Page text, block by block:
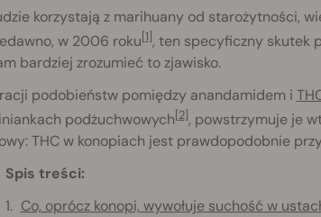
korzystają z marihuany od starożytności,
w 2006 roku[1], ten specyficzny skutek
bardziej zrozumieć to zjawisko.
podobieństw pomiędzy anandamidem i
podżuchwowych[2], powstrzymuje je
THC w konopiach jest prawdopodobnie
Spis treści:
Co, oprócz konopi, wywołuje suchość w